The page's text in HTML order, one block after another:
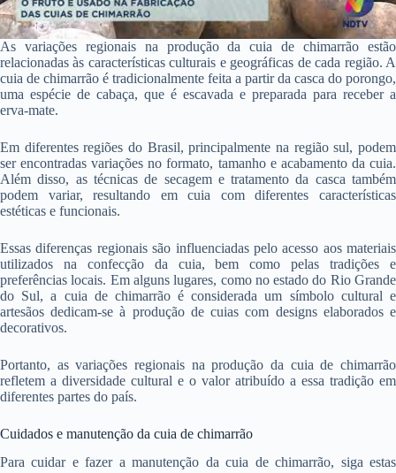
As variações regionais na produção da cuia de chimarrão estão
relacionadas às características culturais e geográficas de cada região. A
cuia de chimarrão é tradicionalmente feita a partir da casca do porongo,
uma espécie de cabaça, que é escavada e preparada para receber a
erva-mate.
Em diferentes regiões do Brasil, principalmente na região sul, podem
ser encontradas variações no formato, tamanho e acabamento da cuia.
Além disso, as técnicas de secagem e tratamento da casca também
podem variar, resultando em cuia com diferentes características
estéticas e funcionais.
Essas diferenças regionais são influenciadas pelo acesso aos materiais
utilizados na confecção da cuia, bem como pelas tradições e
preferências locais. Em alguns lugares, como no estado do Rio Grande
do Sul, a cuia de chimarrão é considerada um símbolo cultural e
artesãos dedicam-se à produção de cuias com designs elaborados e
decorativos.
Portanto, as variações regionais na produção da cuia de chimarrão
refletem a diversidade cultural e o valor atribuído a essa tradição em
diferentes partes do país.
Cuidados e manutenção da cuia de chimarrão
Para cuidar e fazer a manutenção da cuia de chimarrão, siga estas